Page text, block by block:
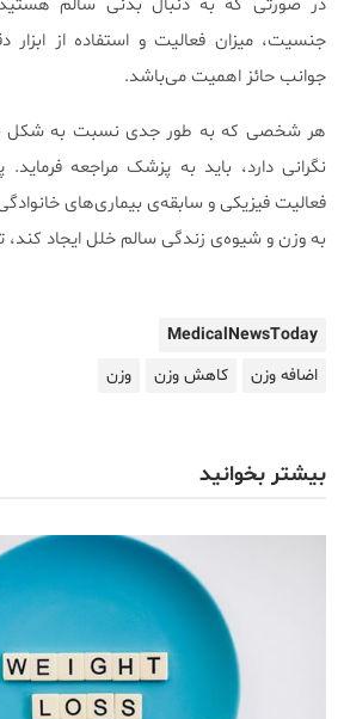
در صورتی که به دنبال بدنی سالم
جنسیت، میزان فعالیت و استفاده از ابزار
جوانب حائز اهمیت می‌باشد.
هر شخصی که به طور جدی نسبت به شکل
نگرانی دارد، باید به پزشک مراجعه
فعالیت فیزیکی و سابقه‌ی بیماری‌های
به وزن و شیوه‌ی زندگی سالم خلل ایجاد کند،
MedicalNewsToday
اضافه وزن
کاهش وزن وزن
بیشتر بخوانید